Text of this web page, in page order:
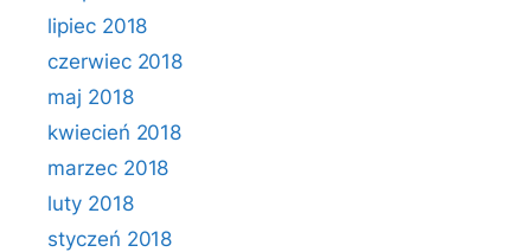
lipiec 2018
czerwiec 2018
maj 2018
kwiecień 2018
marzec 2018
luty 2018
styczeń 2018